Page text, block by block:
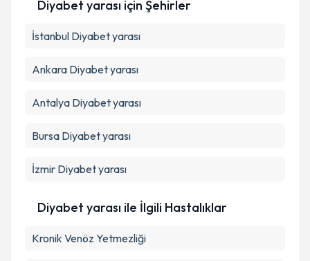
Kişisel verilerimin işlenmesine ilişkin
kapsamda işlenmesini kabul ediyorum.
Diyabet yarası için Şehirler
İstanbul Diyabet yarası
Ankara Diyabet yarası
Antalya Diyabet yarası
Bursa Diyabet yarası
İzmir Diyabet yarası
Diyabet yarası ile İlgili Hastalıklar
Kronik Venöz Yetmezliği